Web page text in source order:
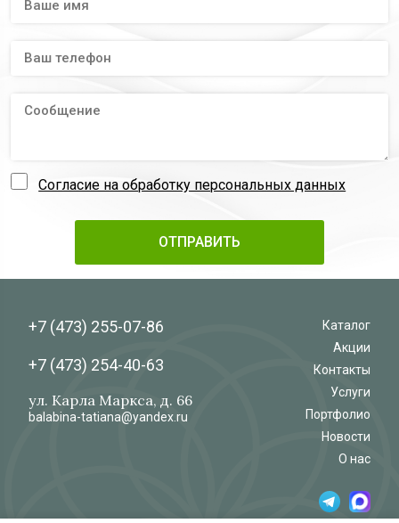
Согласие на обработку персональных данных
+7 (473) 255-07-86
+7 (473) 254-40-63
ул. Карла Маркса, д. 66
balabina-tatiana@yandex.ru
Каталог
Акции
Контакты
Услуги
Портфолио
Новости
О нас